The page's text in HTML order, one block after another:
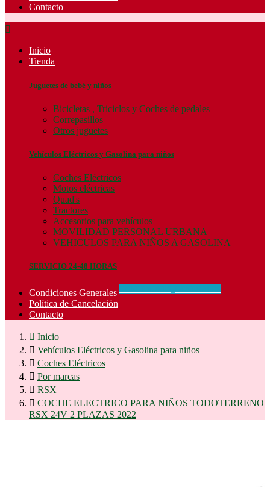
Contacto

Inicio
Tienda
Juguetes de bebé y niños
Bicicletas , Triciclos y Coches de pedales
Correpasillos
Otros juguetes
Vehículos Eléctricos y Gasolina para niños
Coches Eléctricos
Motos eléctricas
Quad's
Tractores
Accesorios para vehículos
MOVILIDAD PERSONAL URBANA
VEHICULOS PARA NIÑOS A GASOLINA
SERVICIO 24-48 HORAS
Condiciones Generales
Política de Cancelación
Contacto
 Inicio
 Vehículos Eléctricos y Gasolina para niños
 Coches Eléctricos
 Por marcas
 RSX
 COCHE ELECTRICO PARA NIÑOS TODOTERRENO
RSX 24V 2 PLAZAS 2022